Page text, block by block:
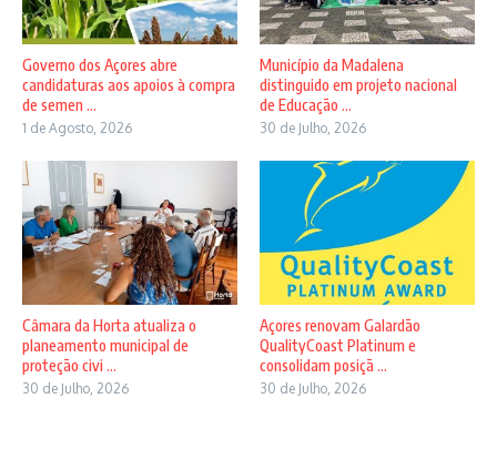
Governo dos Açores abre
candidaturas aos apoios à compra
de semen ...
1 de Agosto, 2026
Município da Madalena
distinguido em projeto nacional
de Educação ...
30 de Julho, 2026
Câmara da Horta atualiza o
planeamento municipal de
proteção civi ...
30 de Julho, 2026
Açores renovam Galardão
QualityCoast Platinum e
consolidam posiçã ...
30 de Julho, 2026